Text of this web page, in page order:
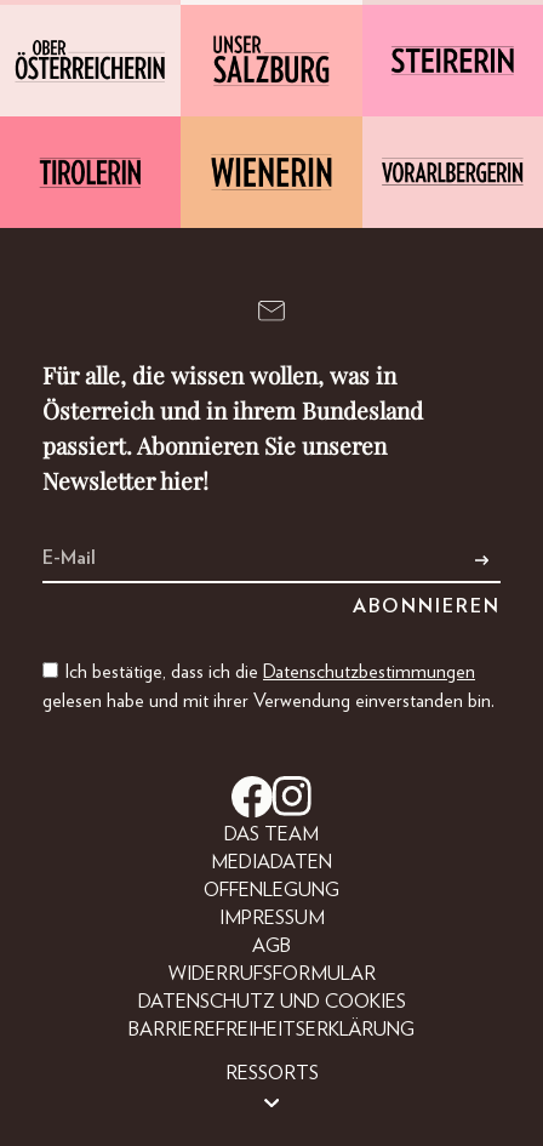
Für alle, die wissen wollen, was in
Österreich und in ihrem Bundesland
passiert. Abonnieren Sie unseren
Newsletter hier!
Ich bestätige, dass ich die Datenschutzbestimmungen
gelesen habe und mit ihrer Verwendung einverstanden bin.
DAS TEAM
MEDIADATEN
OFFENLEGUNG
IMPRESSUM
AGB
WIDERRUFSFORMULAR
DATENSCHUTZ UND COOKIES
BARRIEREFREIHEITSERKLÄRUNG
RESSORTS